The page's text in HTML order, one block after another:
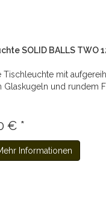
SOLID BALLS TWO
Tischleuchte mit
Glaskugeln und rundem
€ *
Informationen